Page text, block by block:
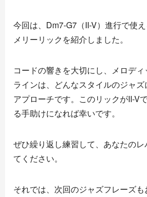
今回は、Dm7-G7（II-V）進行で使
メリーリックを紹介しました。
コードの響きを大切にし、メロデ
ラインは、どんなスタイルのジャ
アプローチです。このリックがII-V
る手助けになれば幸いです。
ぜひ繰り返し練習して、あなたのレ
てください。
それでは、次回のジャズフレーズも